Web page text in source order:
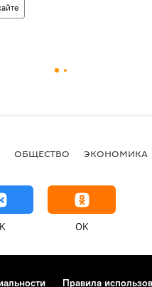
ОБЩЕСТВО ЭКОНОМИКА
OK
Правила